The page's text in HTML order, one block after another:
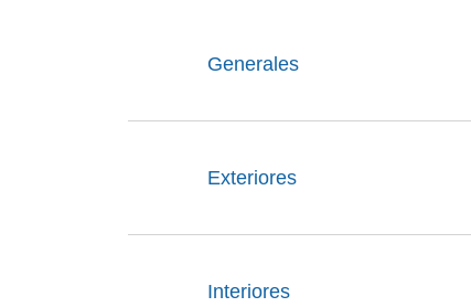
Generales
Exteriores
Interiores